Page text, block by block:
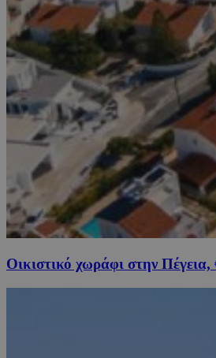
Οικιστικό χωράφι στην Πέγεια,